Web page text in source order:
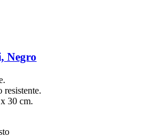
Negro
resistente.
30 cm.